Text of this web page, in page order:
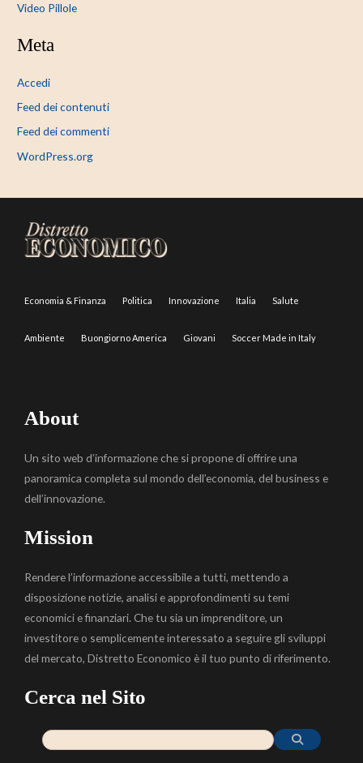
Video Pillole
Meta
Accedi
Feed dei contenuti
Feed dei commenti
WordPress.org
Economia & Finanza Politica Innovazione Italia Salute
Ambiente Buongiorno America Giovani Soccer Made in Italy
About
Un sito web d’informazione che si propone di offrire una
panoramica completa sul mondo dell’economia, del business e
dell’innovazione.
Mission
Rendere l’informazione accessibile a tutti, mettendo a
disposizione notizie, analisi e approfondimenti su temi
economici e finanziari. Che tu sia un imprenditore, un
investitore o semplicemente interessato a seguire gli sviluppi
del mercato, Distretto Economico è il tuo punto di riferimento.
Cerca nel Sito